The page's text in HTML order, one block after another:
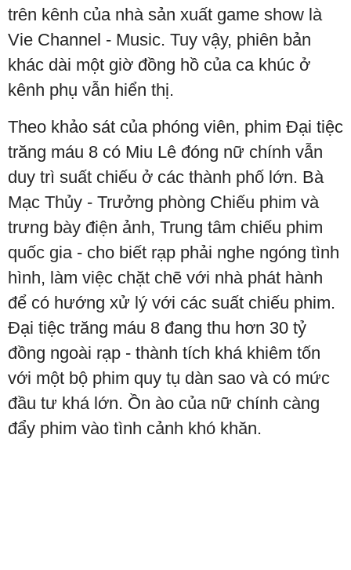
trên kênh của nhà sản xuất game show là
Vie Channel - Music. Tuy vậy, phiên bản
khác dài một giờ đồng hồ của ca khúc ở
kênh phụ vẫn hiển thị.
Theo khảo sát của phóng viên, phim Đại tiệc
trăng máu 8 có Miu Lê đóng nữ chính vẫn
duy trì suất chiếu ở các thành phố lớn. Bà
Mạc Thủy - Trưởng phòng Chiếu phim và
trưng bày điện ảnh, Trung tâm chiếu phim
quốc gia - cho biết rạp phải nghe ngóng tình
hình, làm việc chặt chẽ với nhà phát hành
để có hướng xử lý với các suất chiếu phim.
Đại tiệc trăng máu 8 đang thu hơn 30 tỷ
đồng ngoài rạp - thành tích khá khiêm tốn
với một bộ phim quy tụ dàn sao và có mức
đầu tư khá lớn. Ồn ào của nữ chính càng
đẩy phim vào tình cảnh khó khăn.